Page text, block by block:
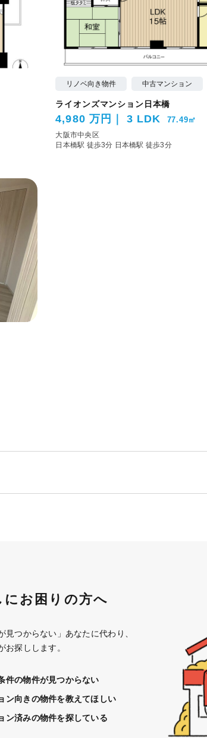
リノベ向き物件 中古マンション
ライオンズマンション日本橋
4,980 万円 3 LDK 77.49㎡
大阪市中央区
日本橋駅 徒歩3分 日本橋駅 徒歩3分
にお困りの方へ
見つからない」あなたに代わり、
お探しします。
件の物件が見つからない
ン向きの物件を教えてほしい
ン済みの物件を探している